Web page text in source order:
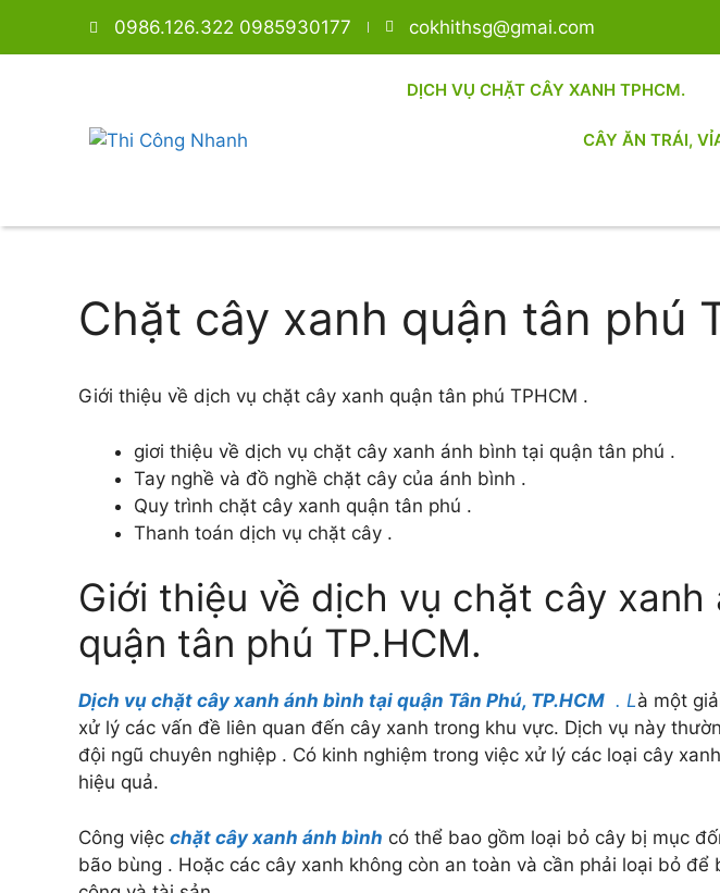
0986.126.322 0985930177 cokhithsg@gmai.com
DỊCH VỤ CHẶT CÂY XANH TPHCM.
CÂY ĂN TRÁI,
Chặt cây xanh quận tân phú
Giới thiệu về dịch vụ chặt cây xanh quận tân phú TPHCM .
giơi thiệu về dịch vụ chặt cây xanh ánh bình tại quận tân phú .
Tay nghề và đồ nghề chặt cây của ánh bình .
Quy trình chặt cây xanh quận tân phú .
Thanh toán dịch vụ chặt cây .
Giới thiệu về dịch vụ chặt cây xanh
quận tân phú TP.HCM.
Dịch vụ chặt cây xanh ánh bình tại quận Tân Phú, TP.HCM . Là một
xử lý các vấn đề liên quan đến cây xanh trong khu vực. Dịch vụ này
đội ngũ chuyên nghiệp . Có kinh nghiệm trong việc xử lý các loại cây
hiệu quả.
Công việc chặt cây xanh ánh bình có thể bao gồm loại bỏ cây bị mục
bão bùng . Hoặc các cây xanh không còn an toàn và cần phải loại bỏ để